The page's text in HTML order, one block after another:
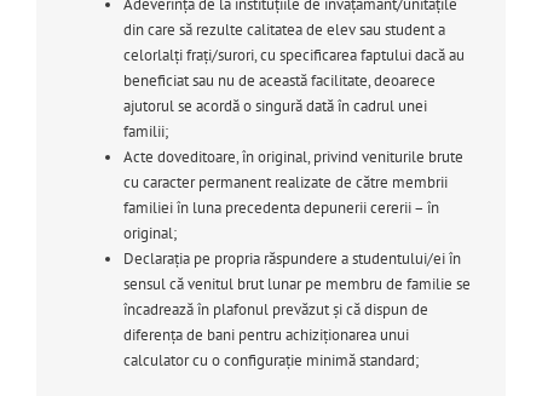
Adeverință de la instituțiile de învățământ/unitățile
din care să rezulte calitatea de elev sau student a
celorlalți frați/surori, cu specificarea faptului dacă au
beneficiat sau nu de această facilitate, deoarece
ajutorul se acordă o singură dată în cadrul unei
familii;
Acte doveditoare, în original, privind veniturile brute
cu caracter permanent realizate de către membrii
familiei în luna precedenta depunerii cererii – în
original;
Declarația pe propria răspundere a studentului/ei în
sensul că venitul brut lunar pe membru de familie se
încadrează în plafonul prevăzut și că dispun de
diferența de bani pentru achiziționarea unui
calculator cu o configurație minimă standard;